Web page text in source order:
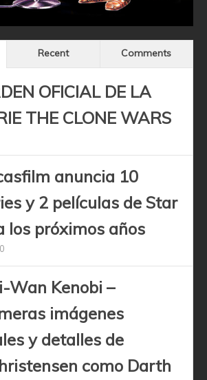
Recent Comments
OFICIAL DE LA
THE CLONE WARS
anuncia 10
y 2 películas de Star
los próximos años
Wan Kenobi –
imágenes
y detalles de
como Darth